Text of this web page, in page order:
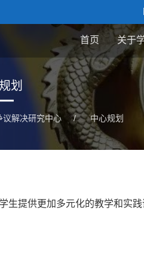
首页 关于
划
议解决研究中心 / 中心规划
生提供更加多元化的教学和实践